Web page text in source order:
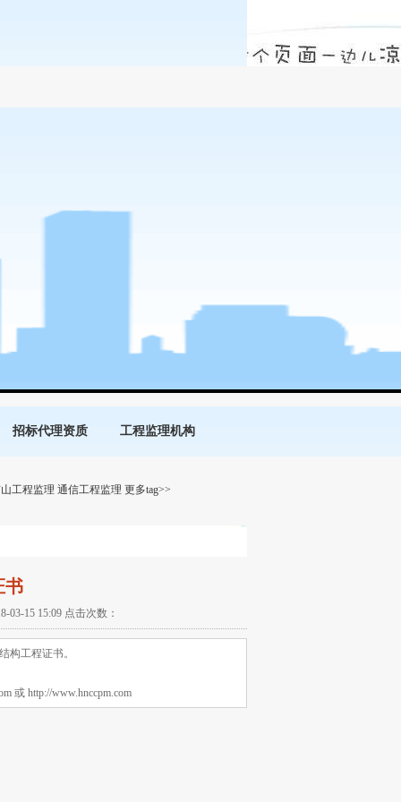
招标代理资质 工程监理机构
工程监理 通信工程监理 更多tag>>
书
15 15:09 点击次数：
构工程证书。
或 http://www.hnccpm.com